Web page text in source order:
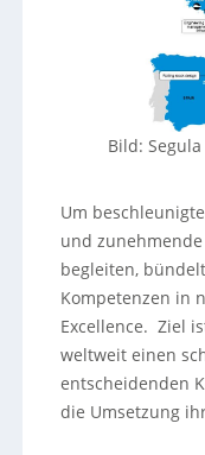
Bild:
Um
und
begleiten,
Kompetenzen in
Excellence. Ziel
weltweit einen
entscheidenden
die Umsetzung